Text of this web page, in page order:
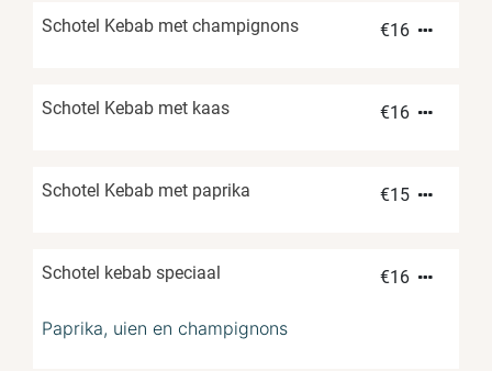
Schotel Kebab met champignons €16
Schotel Kebab met kaas €16
Schotel Kebab met paprika €15
Schotel kebab speciaal €16
Paprika, uien en champignons